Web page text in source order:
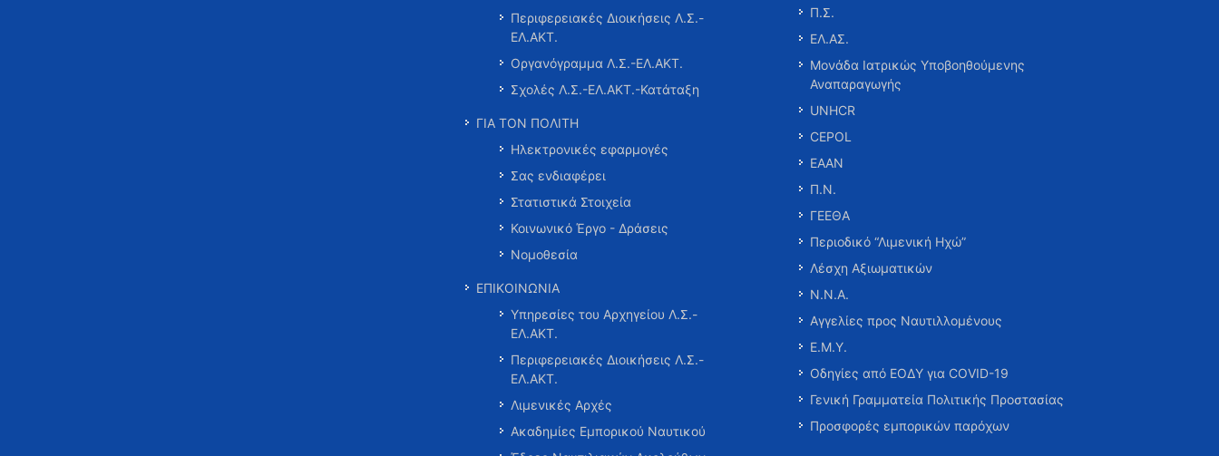
Περιφερειακές Διοικήσεις Λ.Σ.-
ΕΛ.ΑΚΤ.
Οργανόγραμμα Λ.Σ.-ΕΛ.ΑΚΤ.
Σχολές Λ.Σ.-ΕΛ.ΑΚΤ.-Κατάταξη
ΓΙΑ ΤΟΝ ΠΟΛΙΤΗ
Ηλεκτρονικές εφαρμογές
Σας ενδιαφέρει
Στατιστικά Στοιχεία
Κοινωνικό Έργο - Δράσεις
Νομοθεσία
ΕΠΙΚΟΙΝΩΝΙΑ
Υπηρεσίες του Αρχηγείου Λ.Σ.-
ΕΛ.ΑΚΤ.
Περιφερειακές Διοικήσεις Λ.Σ.-
ΕΛ.ΑΚΤ.
Λιμενικές Αρχές
Ακαδημίες Εμπορικού Ναυτικού
Π.Σ.
ΕΛ.ΑΣ.
Μονάδα Ιατρικώς Υποβοηθούμενης
Αναπαραγωγής
UNHCR
CEPOL
ΕΑΑΝ
Π.Ν.
ΓΕΕΘΑ
Περιοδικό “Λιμενική Ηχώ”
Λέσχη Αξιωματικών
Ν.Ν.Α.
Αγγελίες προς Ναυτιλλομένους
Ε.Μ.Υ.
Οδηγίες από ΕΟΔΥ για COVID-19
Γενική Γραμματεία Πολιτικής Προστασίας
Προσφορές εμπορικών παρόχων